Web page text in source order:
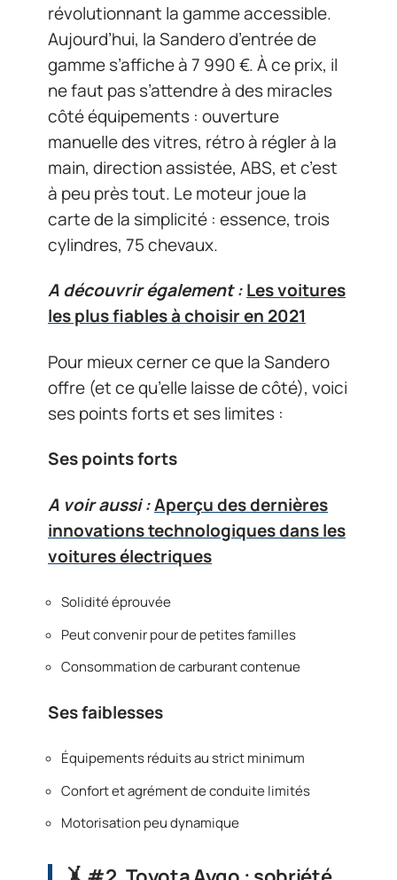
révolutionnant la gamme accessible.
Aujourd’hui, la Sandero d’entrée de
gamme s’affiche à 7 990 €. À ce prix, il
ne faut pas s’attendre à des miracles
côté équipements : ouverture
manuelle des vitres, rétro à régler à la
main, direction assistée, ABS, et c’est
à peu près tout. Le moteur joue la
carte de la simplicité : essence, trois
cylindres, 75 chevaux.
A découvrir également :Les voitures
les plus fiables à choisir en 2021
Pour mieux cerner ce que la Sandero
offre (et ce qu’elle laisse de côté), voici
ses points forts et ses limites :
Ses points forts
A voir aussi :Aperçu des dernières
innovations technologiques dans les
voitures électriques
Solidité éprouvée
Peut convenir pour de petites familles
Consommation de carburant contenue
Ses faiblesses
Équipements réduits au strict minimum
Confort et agrément de conduite limités
Motorisation peu dynamique